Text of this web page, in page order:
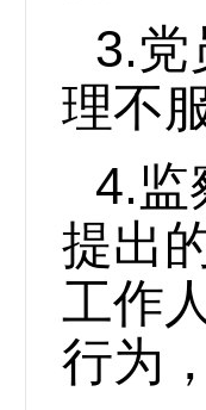
3.党
理不
4.监
提出
工作
行为